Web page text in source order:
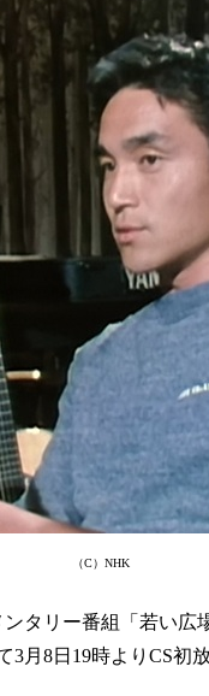
（C）NHK
ンタリー番組「若い
3月8日19時よりCS初